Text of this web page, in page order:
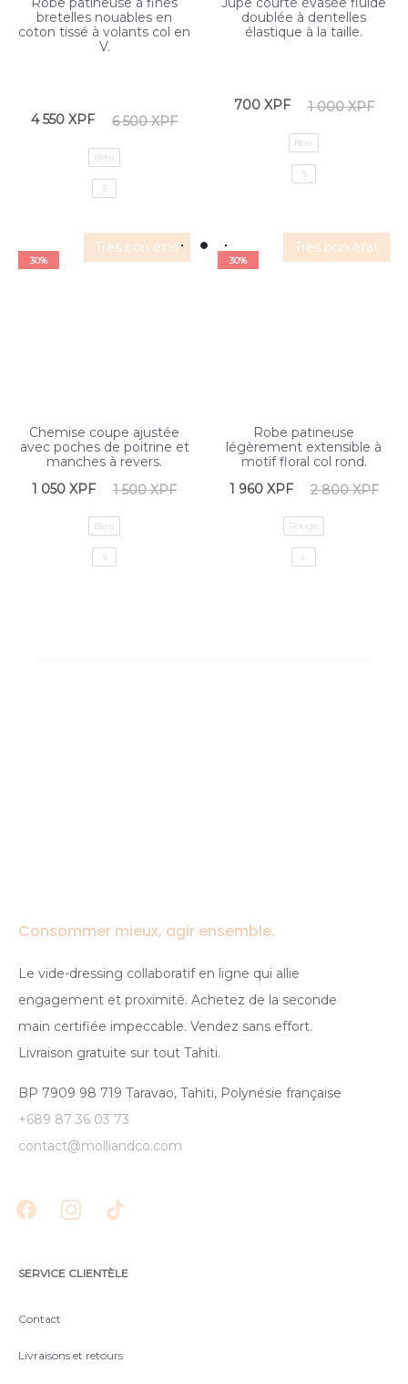
bretelles nouables en
coton tissé à volants col en
V.
6 500XPF
4 550 XPF
Bleu
S
doublée à dentelles
élastique à la taille.
1 000XPF
700 XPF
Noir
S
Très bon état
30%
Chemise coupe ajustée
avec poches de poitrine et
manches à revers.
1 500XPF
1 050 XPF
Bleu
S
Très bon état
30%
Robe patineuse
légèrement extensible à
motif floral col rond.
2 800XPF
1 960 XPF
Rouge
L
Consommer mieux, agir ensemble.
Le vide-dressing collaboratif en ligne qui allie
engagement et proximité. Achetez de la seconde
main certifiée impeccable. Vendez sans effort.
Livraison gratuite sur tout Tahiti.
BP 7909 98 719 Taravao, Tahiti, Polynésie française
+689 87 36 03 73
contact@molliandco.com
SERVICE CLIENTÈLE
Contact
Livraisons et retours